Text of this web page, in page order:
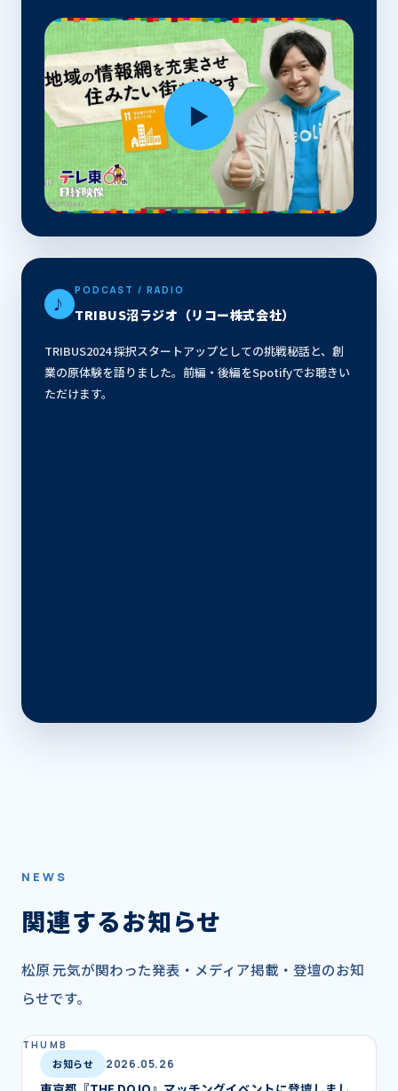
▶
♪
PODCAST / RADIO
TRIBUS沼ラジオ（リコー株式会社）
TRIBUS2024 採択スタートアップとしての挑戦秘話と、創
業の原体験を語りました。前編・後編をSpotifyでお聴きい
ただけます。
NEWS
関連するお知らせ
松原 元気が関わった発表・メディア掲載・登壇のお知
らせです。
お知らせ 2026.05.26